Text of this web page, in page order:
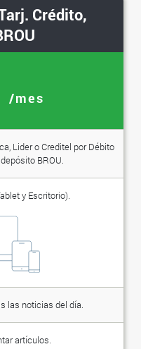
Crédito,
/mes
Lider o Creditel por Débito
BROU.
y Escritorio).
las noticias del día.
artículos.